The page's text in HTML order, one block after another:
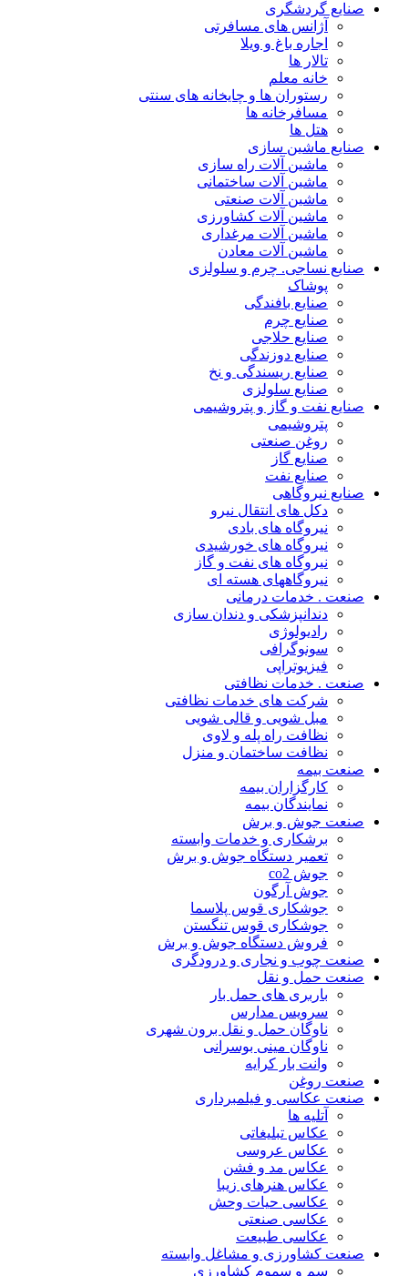
گردشگری
آژانس های مسافرتی
اجاره باغ و ویلا
تالار ها
خانه معلم
رستوران ها و چایخانه های سنتی
مسافرخانه ها
هتل ها
ماشین سازی
ماشین آلات راه سازی
ماشین آلات ساختمانی
ماشین آلات صنعتی
ماشین آلات کشاورزی
ماشین آلات مرغداری
ماشین آلات معادن
نساجی. چرم و سلولزی
پوشاک
صنایع بافندگی
صنایع چرم
صنایع حلاجی
صنایع دوزندگی
صنایع ریسندگی و نخ
صنایع سلولزی
نفت و گاز و پتروشیمی
پتروشیمی
روغن صنعتی
صنایع گاز
صنایع نفت
نیروگاهی
دکل های انتقال نیرو
نیروگاه های بادی
نیروگاه های خورشیدی
نیروگاه های نفت و گاز
نیروگاههای هسته ای
. خدمات درمانی
دندانپزشکی و دندان سازی
رادیولوژی
سونوگرافی
فیزیوتراپی
. خدمات نظافتی
شرکت های خدمات نظافتی
مبل شویی و قالی شویی
نظافت راه پله و لاوی
نظافت ساختمان و منزل
بیمه
کارگزاران بیمه
نمایندگان بیمه
جوش و برش
برشکاری و خدمات وابسته
تعمیر دستگاه جوش و برش
جوش co2
جوش آرگون
جوشکاری قوس پلاسما
جوشکاری قوس تنگستن
فروش دستگاه جوش و برش
چوب و نجاری و درودگری
حمل و نقل
باربری های حمل بار
سرویس مدارس
ناوگان حمل و نقل برون شهری
ناوگان مینی بوسرانی
وانت بار کرایه
روغن
عکاسی و فیلمبرداری
آتلیه ها
عکاس تبلیغاتی
عکاس عروسی
عکاس مد و فشن
عکاس هنرهای زیبا
عکاسی حیات وحش
عکاسی صنعتی
عکاسی طبیعت
کشاورزی و مشاغل وابسته
سم و سموم کشاورزی